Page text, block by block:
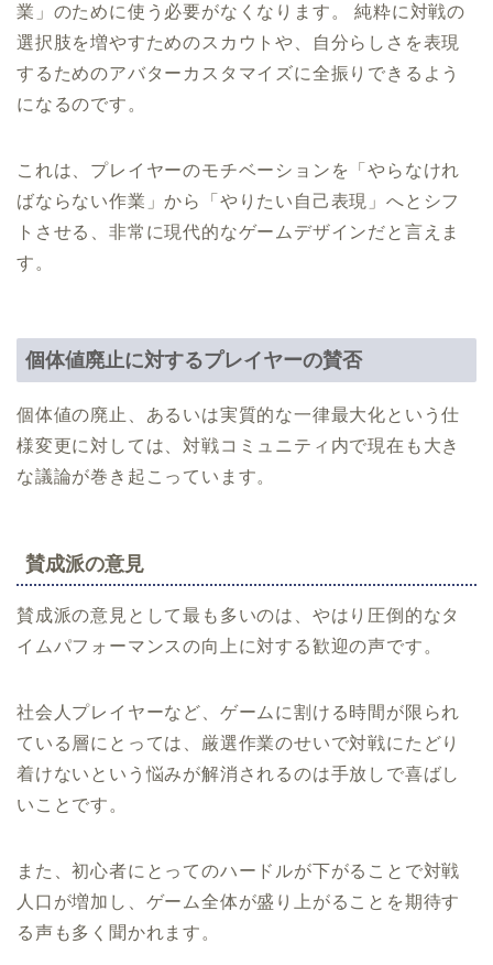
業」のために使う必要がなくなります。 純粋に対戦の
選択肢を増やすためのスカウトや、自分らしさを表現
するためのアバターカスタマイズに全振りできるよう
になるのです。
これは、プレイヤーのモチベーションを「やらなけれ
ばならない作業」から「やりたい自己表現」へとシフ
トさせる、非常に現代的なゲームデザインだと言えま
す。
個体値廃止に対するプレイヤーの賛否
個体値の廃止、あるいは実質的な一律最大化という仕
様変更に対しては、対戦コミュニティ内で現在も大き
な議論が巻き起こっています。
賛成派の意見
賛成派の意見として最も多いのは、やはり圧倒的なタ
イムパフォーマンスの向上に対する歓迎の声です。
社会人プレイヤーなど、ゲームに割ける時間が限られ
ている層にとっては、厳選作業のせいで対戦にたどり
着けないという悩みが解消されるのは手放しで喜ばし
いことです。
また、初心者にとってのハードルが下がることで対戦
人口が増加し、ゲーム全体が盛り上がることを期待す
る声も多く聞かれます。